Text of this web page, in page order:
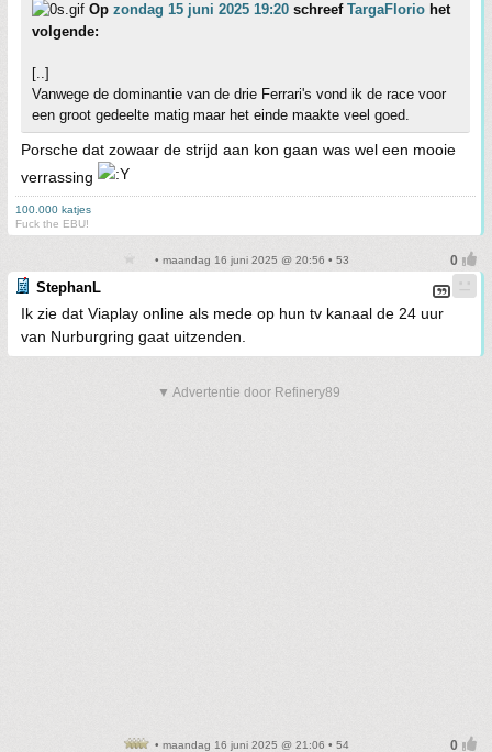
Op zondag 15 juni 2025 19:20 schreef TargaFlorio het
volgende:
[..]
Vanwege de dominantie van de drie Ferrari's vond ik de race voor
een groot gedeelte matig maar het einde maakte veel goed.
Porsche dat zowaar de strijd aan kon gaan was wel een mooie
verrassing
100.000 katjes
Fuck the EBU!
• maandag 16 juni 2025 @ 20:56 • 53
StephanL
Ik zie dat Viaplay online als mede op hun tv kanaal de 24 uur
van Nurburgring gaat uitzenden.
▼ Advertentie door Refinery89
• maandag 16 juni 2025 @ 21:06 • 54